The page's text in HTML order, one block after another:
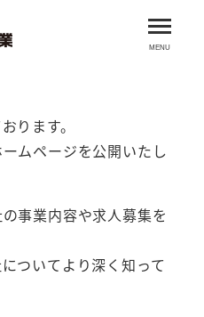
MENU
ります。
ムページを公開いたし
事業内容や求人募集を
ついてより深く知って